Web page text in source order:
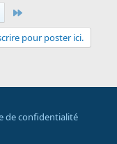
pour poster ici.
de confidentialité